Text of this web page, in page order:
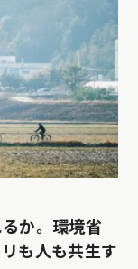
か。環境省
も人も共生す